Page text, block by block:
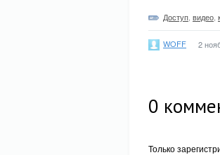
Доступ видео
WOFF 2
0
Только